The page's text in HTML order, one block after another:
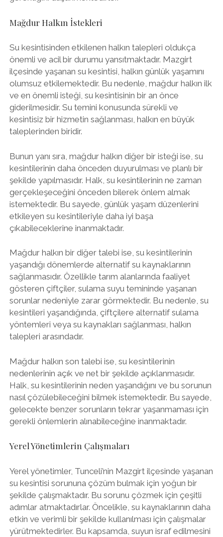
Mağdur Halkın İstekleri
Su kesintisinden etkilenen halkın talepleri oldukça
önemli ve acil bir durumu yansıtmaktadır. Mazgirt
ilçesinde yaşanan su kesintisi, halkın günlük yaşamını
olumsuz etkilemektedir. Bu nedenle, mağdur halkın ilk
ve en önemli isteği, su kesintisinin bir an önce
giderilmesidir. Su temini konusunda sürekli ve
kesintisiz bir hizmetin sağlanması, halkın en büyük
taleplerinden biridir.
Bunun yanı sıra, mağdur halkın diğer bir isteği ise, su
kesintilerinin daha önceden duyurulması ve planlı bir
şekilde yapılmasıdır. Halk, su kesintilerinin ne zaman
gerçekleşeceğini önceden bilerek önlem almak
istemektedir. Bu sayede, günlük yaşam düzenlerini
etkileyen su kesintileriyle daha iyi başa
çıkabileceklerine inanmaktadır.
Mağdur halkın bir diğer talebi ise, su kesintilerinin
yaşandığı dönemlerde alternatif su kaynaklarının
sağlanmasıdır. Özellikle tarım alanlarında faaliyet
gösteren çiftçiler, sulama suyu temininde yaşanan
sorunlar nedeniyle zarar görmektedir. Bu nedenle, su
kesintileri yaşandığında, çiftçilere alternatif sulama
yöntemleri veya su kaynakları sağlanması, halkın
talepleri arasındadır.
Mağdur halkın son talebi ise, su kesintilerinin
nedenlerinin açık ve net bir şekilde açıklanmasıdır.
Halk, su kesintilerinin neden yaşandığını ve bu sorunun
nasıl çözülebileceğini bilmek istemektedir. Bu sayede,
gelecekte benzer sorunların tekrar yaşanmaması için
gerekli önlemlerin alınabileceğine inanmaktadır.
Yerel Yönetimlerin Çalışmaları
Yerel yönetimler, Tunceli’nin Mazgirt ilçesinde yaşanan
su kesintisi sorununa çözüm bulmak için yoğun bir
şekilde çalışmaktadır. Bu sorunu çözmek için çeşitli
adımlar atmaktadırlar. Öncelikle, su kaynaklarının daha
etkin ve verimli bir şekilde kullanılması için çalışmalar
yürütmektedirler. Bu kapsamda, suyun israf edilmesini